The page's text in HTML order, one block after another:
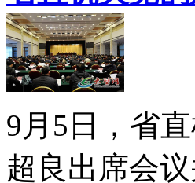
9月5日，省
超良出席会